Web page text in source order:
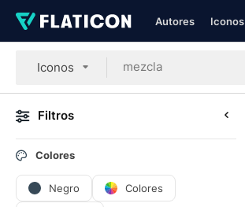
Autores Iconos
Iconos
Filtros
Colores
Negro Colores